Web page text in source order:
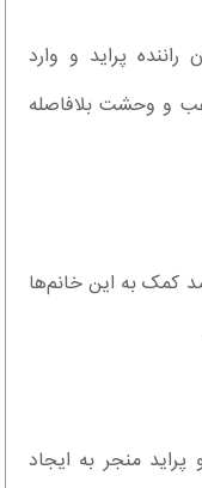
پراید و وارد
و وحشت بلافاصله
کمک به این خانم‌ها
منجر به ایجاد